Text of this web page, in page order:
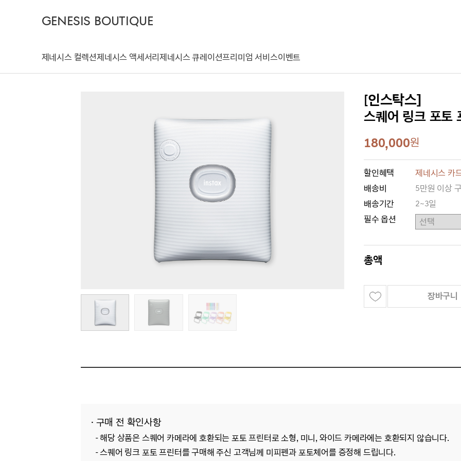
GENESIS BOUTIQUE
제네시스 컬렉션제네시스 액세서리제네시스 큐레이션프리미엄 서비스이벤트
[인스탁스]
스퀘어 링크 포토
180,000원
할인혜택
제네시스 카
배송비
5만원 이상
배송기간
2~3일
필수 옵션
총액
장바구니
· 구매 전 확인사항
- 해당 상품은 스퀘어 카메라에 호환되는 포토 프린터로 소형, 미니, 와이드 카메라에는 호환되지 않습니다.
- 스퀘어 링크 포토 프린터를 구매해 주신 고객님께 미피펜과 포토체어를 증정해 드립니다.